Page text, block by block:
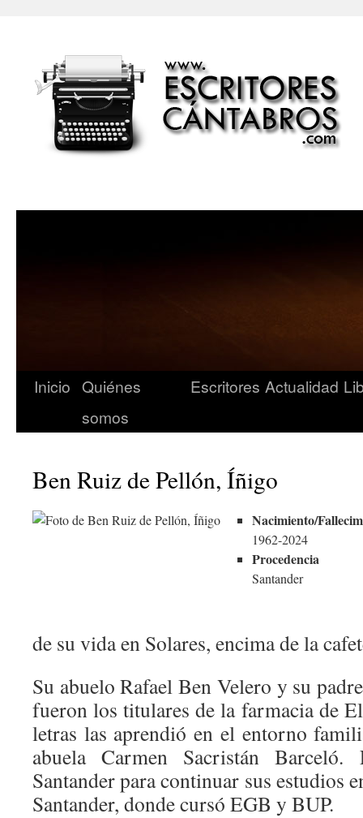
Inicio Quiénes
somos
Escritores Actualidad
Ben Ruiz de Pellón, Íñigo
Nacimiento/
1962-2024
Procedencia
Santander
de su vida en Solares, encima de la
Su abuelo Rafael Ben Velero y su
fueron los titulares de la farmacia de
letras las aprendió en el entorno
abuela Carmen Sacristán
Santander para continuar sus estudios
Santander, donde cursó EGB y BUP.